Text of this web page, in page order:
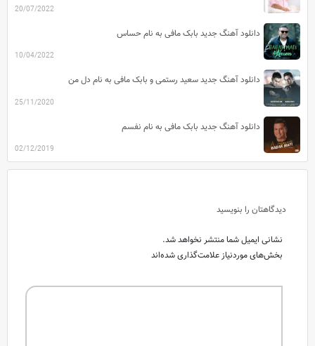
20/07/2022
دانلود آهنگ جدید بابک مافی به نام حساس
10/04/2022
دانلود آهنگ جدید سعید رستمی و بابک مافی به نام دل من
25/11/2020
دانلود آهنگ جدید بابک مافی به نام نفسم
02/12/2019
دیدگاهتان را بنویسید
نشانی ایمیل شما منتشر نخواهد شد.
بخش‌های موردنیاز علامت‌گذاری شده‌اند